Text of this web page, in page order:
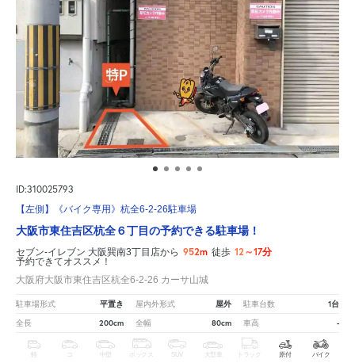
ID:310025793
【左側】《バイク専用》杭全6-2-26駐車場
大阪市東住吉区杭全６丁目の予約できる駐車場！
セブン-イレブン 大阪巽南3丁目店から 952m 徒歩 12～17分
予約できてオススメ！
大阪府大阪市東住吉区杭全6-2-26 カーサ山城
駐車場形式 平置き 屋内外形式 屋外 駐車台数 1台
全長 200cm 全幅 80cm 車高 -
軽 中型 ボックス SUV 大型車 トラック 原付 バイク